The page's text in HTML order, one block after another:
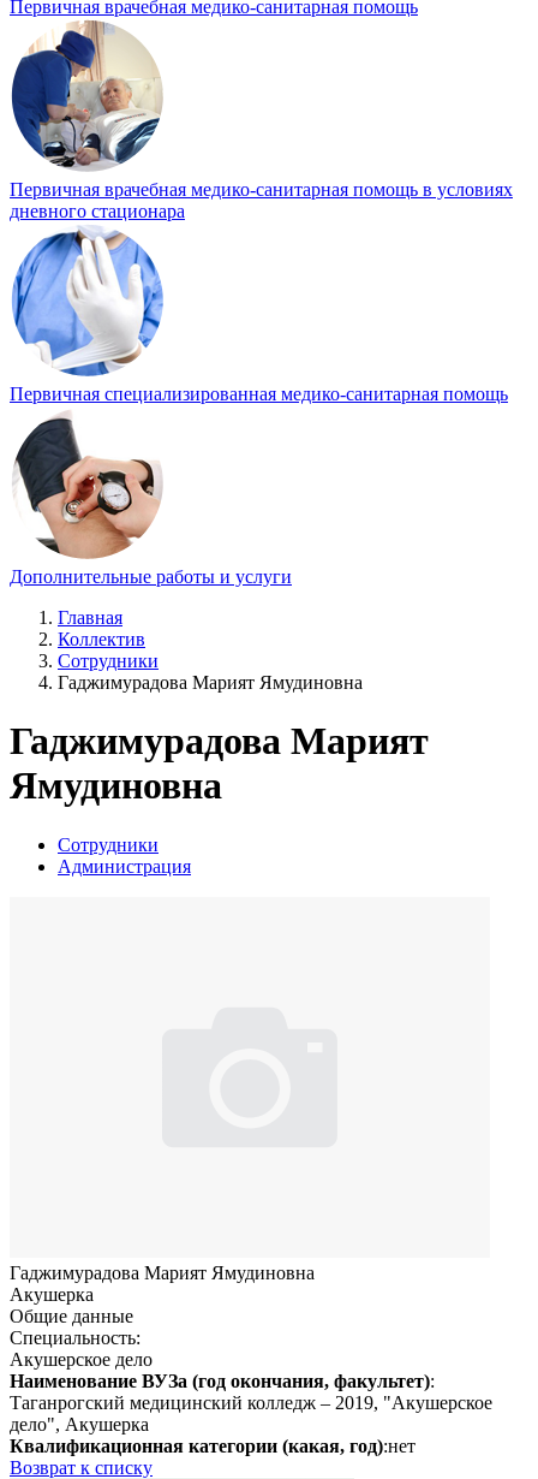
Первичная врачебная медико-санитарная помощь
Первичная врачебная медико-санитарная помощь в условиях
дневного стационара
Первичная специализированная медико-санитарная помощь
Дополнительные работы и услуги
Главная
Коллектив
Сотрудники
Гаджимурадова Марият Ямудиновна
Гаджимурадова Марият
Ямудиновна
Сотрудники
Администрация
Гаджимурадова Марият Ямудиновна
Акушерка
Общие данные
Специальность:
Акушерское дело
Наименование ВУЗа (год окончания, факультет):
Таганрогский медицинский колледж – 2019, "Акушерское
дело", Акушерка
Квалификационная категории (какая, год):нет
Возврат к списку